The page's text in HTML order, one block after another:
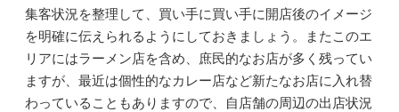
集客状況を整理して、買い手に買い手に開店後のイメージ
を明確に伝えられるようにしておきましょう。またこのエ
リアにはラーメン店を含め、庶民的なお店が多く残ってい
ますが、最近は個性的なカレー店など新たなお店に入れ替
わっていることもありますので、自店舗の周辺の出店状況